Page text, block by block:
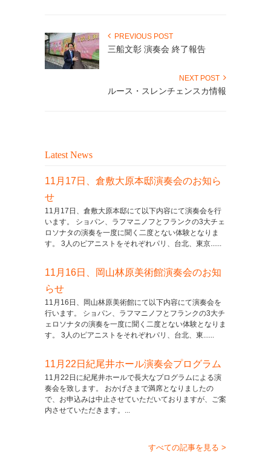
PREVIOUS POST
三船文彰 演奏会 終了報告
NEXT POST
ルース・スレンチェンスカ情報
Latest News
11月17日、倉敷大原本邸演奏会のお知ら
せ
11月17日、倉敷大原本邸にて以下内容にて演奏会を行
います。 ショパン、ラフマニノフとフランクの3大チェ
ロソナタの演奏を一度に聞く二度とない体験となりま
す。 3人のピアニストをそれぞれパリ、台北、東京......
11月16日、岡山林原美術館演奏会のお知
らせ
11月16日、岡山林原美術館にて以下内容にて演奏会を
行います。 ショパン、ラフマニノフとフランクの3大チ
ェロソナタの演奏を一度に聞く二度とない体験となりま
す。 3人のピアニストをそれぞれパリ、台北、東......
11月22日紀尾井ホール演奏会プログラム
11月22日に紀尾井ホールで長大なプログラムによる演
奏会を致します。 おかげさまで満席となりましたの
で、お申込みは中止させていただいておりますが、ご案
内させていただきます。...
すべての記事を見る >